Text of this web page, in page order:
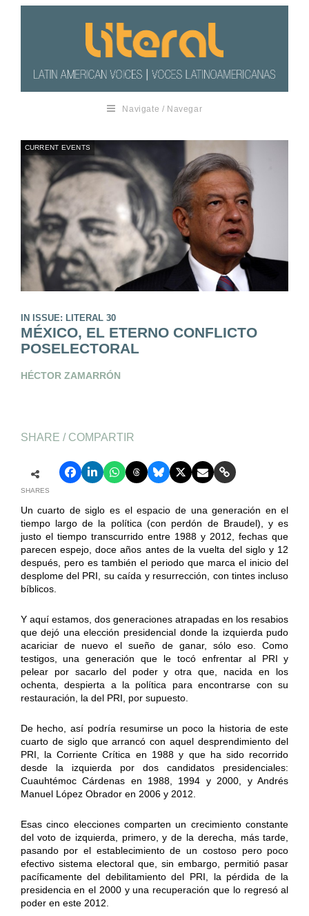
Navigate / Navegar
CURRENT EVENTS
IN ISSUE: LITERAL 30
MÉXICO, EL ETERNO CONFLICTO
POSELECTORAL
HÉCTOR ZAMARRÓN
SHARE / COMPARTIR
SHARES
Un cuarto de siglo es el espacio de una generación en el
tiempo largo de la política (con perdón de Braudel), y es
justo el tiempo transcurrido entre 1988 y 2012, fechas que
parecen espejo, doce años antes de la vuelta del siglo y 12
después, pero es también el periodo que marca el inicio del
desplome del PRI, su caída y resurrección, con tintes incluso
bíblicos.
Y aquí estamos, dos generaciones atrapadas en los resabios
que dejó una elección presidencial donde la izquierda pudo
acariciar de nuevo el sueño de ganar, sólo eso. Como
testigos, una generación que le tocó enfrentar al PRI y
pelear por sacarlo del poder y otra que, nacida en los
ochenta, despierta a la política para encontrarse con su
restauración, la del PRI, por supuesto.
De hecho, así podría resumirse un poco la historia de este
cuarto de siglo que arrancó con aquel desprendimiento del
PRI, la Corriente Crítica en 1988 y que ha sido recorrido
desde la izquierda por dos candidatos presidenciales:
Cuauhtémoc Cárdenas en 1988, 1994 y 2000, y Andrés
Manuel López Obrador en 2006 y 2012.
Esas cinco elecciones comparten un crecimiento constante
del voto de izquierda, primero, y de la derecha, más tarde,
pasando por el establecimiento de un costoso pero poco
efectivo sistema electoral que, sin embargo, permitió pasar
pacíficamente del debilitamiento del PRI, la pérdida de la
presidencia en el 2000 y una recuperación que lo regresó al
poder en este 2012.